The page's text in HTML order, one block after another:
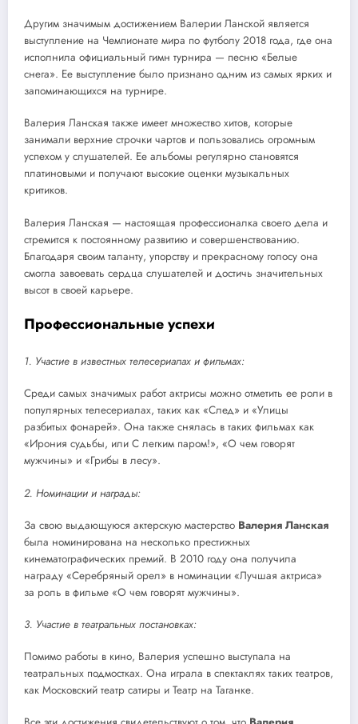
Другим значимым достижением Валерии Ланской является
выступление на Чемпионате мира по футболу 2018 года, где она
исполнила официальный гимн турнира — песню «Белые
снега». Ее выступление было признано одним из самых ярких и
запоминающихся на турнире.
Валерия Ланская также имеет множество хитов, которые
занимали верхние строчки чартов и пользовались огромным
успехом у слушателей. Ее альбомы регулярно становятся
платиновыми и получают высокие оценки музыкальных
критиков.
Валерия Ланская — настоящая профессионалка своего дела и
стремится к постоянному развитию и совершенствованию.
Благодаря своим таланту, упорству и прекрасному голосу она
смогла завоевать сердца слушателей и достичь значительных
высот в своей карьере.
Профессиональные успехи
1. Участие в известных телесериалах и фильмах:
Среди самых значимых работ актрисы можно отметить ее роли в
популярных телесериалах, таких как «След» и «Улицы
разбитых фонарей». Она также снялась в таких фильмах как
«Ирония судьбы, или С легким паром!», «О чем говорят
мужчины» и «Грибы в лесу».
2. Номинации и награды:
За свою выдающуюся актерскую мастерство Валерия Ланская
была номинирована на несколько престижных
кинематографических премий. В 2010 году она получила
награду «Серебряный орел» в номинации «Лучшая актриса»
за роль в фильме «О чем говорят мужчины».
3. Участие в театральных постановках:
Помимо работы в кино, Валерия успешно выступала на
театральных подмостках. Она играла в спектаклях таких театров,
как Московский театр сатиры и Театр на Таганке.